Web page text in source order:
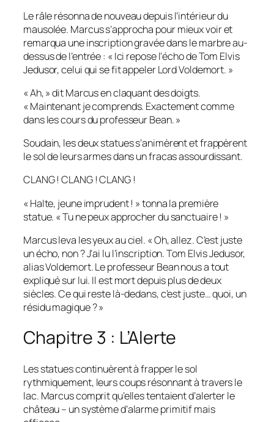
Le râle résonna de nouveau depuis l’intérieur du
mausolée. Marcus s’approcha pour mieux voir et
remarqua une inscription gravée dans le marbre au-
dessus de l’entrée : « Ici repose l’écho de Tom Elvis
Jedusor, celui qui se fit appeler Lord Voldemort. »
« Ah, » dit Marcus en claquant des doigts.
« Maintenant je comprends. Exactement comme
dans les cours du professeur Bean. »
Soudain, les deux statues s’animèrent et frappèrent
le sol de leurs armes dans un fracas assourdissant.
CLANG ! CLANG ! CLANG !
« Halte, jeune imprudent ! » tonna la première
statue. « Tu ne peux approcher du sanctuaire ! »
Marcus leva les yeux au ciel. « Oh, allez. C’est juste
un écho, non ? J’ai lu l’inscription. Tom Elvis Jedusor,
alias Voldemort. Le professeur Bean nous a tout
expliqué sur lui. Il est mort depuis plus de deux
siècles. Ce qui reste là-dedans, c’est juste… quoi, un
résidu magique ? »
Chapitre 3 : L’Alerte
Les statues continuèrent à frapper le sol
rythmiquement, leurs coups résonnant à travers le
lac. Marcus comprit qu’elles tentaient d’alerter le
château – un système d’alarme primitif mais